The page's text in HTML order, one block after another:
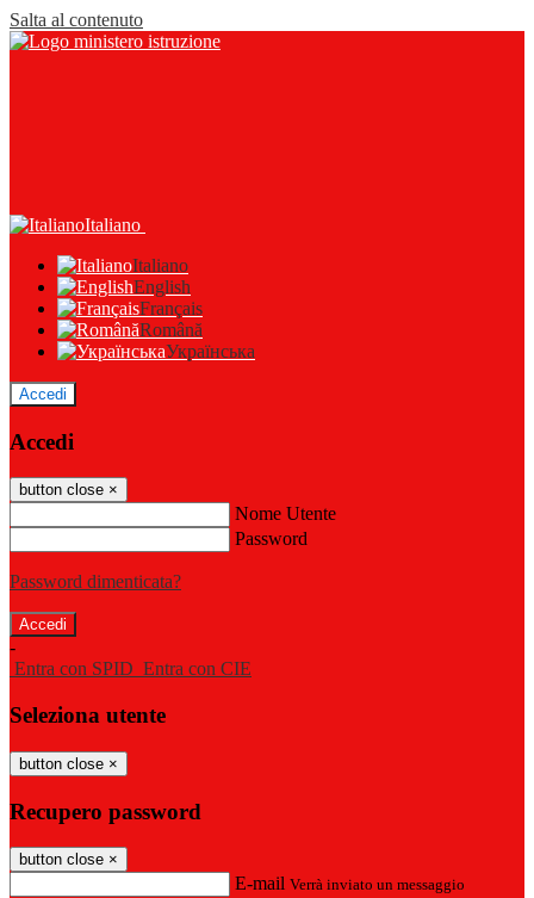
Salta al contenuto
Italiano
Italiano
English
Français
Română
Українська
Accedi
Accedi
button close ×
Nome Utente
Password
Password dimenticata?
-
Entra con SPID Entra con CIE
Seleziona utente
button close ×
Recupero password
button close ×
E-mail Verrà inviato un messaggio